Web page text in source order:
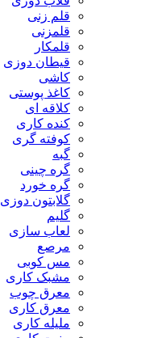
قلم زنی
قلمزنی
قلمکار
قیطان دوزی
کاشی
کاغذ پوستی
کلاقه ای
کنده کاری
کوفته گری
گبه
گره چینی
گره خورد
گلابتون دوزی
گلیم
لعاب سازی
مرصع
مس کوبی
مشبک کاری
معرق چوب
معرق کاری
مليله کاری